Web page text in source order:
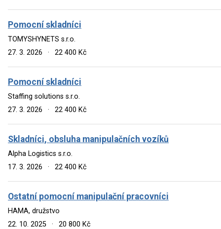
Pomocní skladníci
TOMYSHYNETS s.r.o.
27. 3. 2026
· 22 400 Kč
Pomocní skladníci
Staffing solutions s.r.o.
27. 3. 2026
· 22 400 Kč
Skladníci, obsluha manipulačních vozíků
Alpha Logistics s.r.o.
17. 3. 2026
· 22 400 Kč
Ostatní pomocní manipulační pracovníci
HAMA, družstvo
22. 10. 2025
· 20 800 Kč